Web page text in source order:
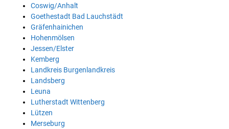
Coswig/Anhalt
Goethestadt Bad Lauchstädt
Gräfenhainichen
Hohenmölsen
Jessen/Elster
Kemberg
Landkreis Burgenlandkreis
Landsberg
Leuna
Lutherstadt Wittenberg
Lützen
Merseburg